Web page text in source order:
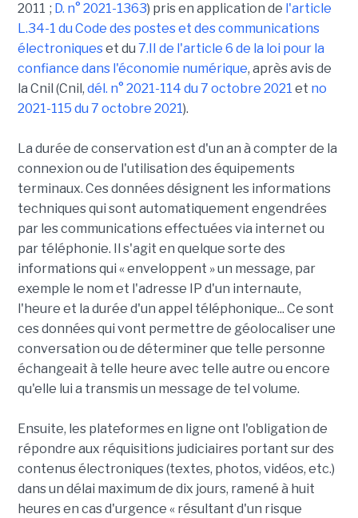
2011 ; D. n° 2021-1363) pris en application de l'article
L.34-1 du Code des postes et des communications
électroniqueset du 7.II de l'article 6 de la loi pour la
confiance dans l'économie numérique, après avis de
la Cnil (Cnil, dél. n° 2021-114 du 7 octobre 2021 et no
2021-115 du 7 octobre 2021).
La durée de conservation est d'un an à compter de la
connexion ou de l'utilisation des équipements
terminaux. Ces données désignent les informations
techniques qui sont automatiquement engendrées
par les communications effectuées via internet ou
par téléphonie. Il s'agit en quelque sorte des
informations qui « enveloppent » un message, par
exemple le nom et l'adresse IP d'un internaute,
l'heure et la durée d'un appel téléphonique... Ce sont
ces données qui vont permettre de géolocaliser une
conversation ou de déterminer que telle personne
échangeait à telle heure avec telle autre ou encore
qu'elle lui a transmis un message de tel volume.
Ensuite, les plateformes en ligne ont l'obligation de
répondre aux réquisitions judiciaires portant sur des
contenus électroniques (textes, photos, vidéos, etc.)
dans un délai maximum de dix jours, ramené à huit
heures en cas d'urgence « résultant d'un risque